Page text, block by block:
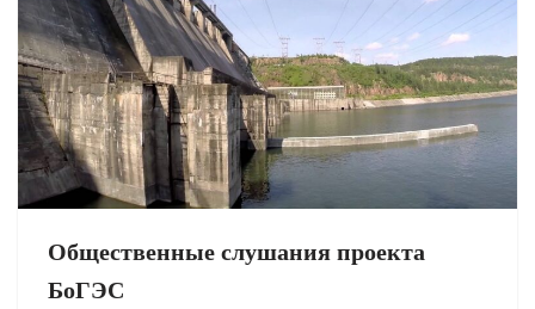
Общественные слушания проекта
БоГЭС